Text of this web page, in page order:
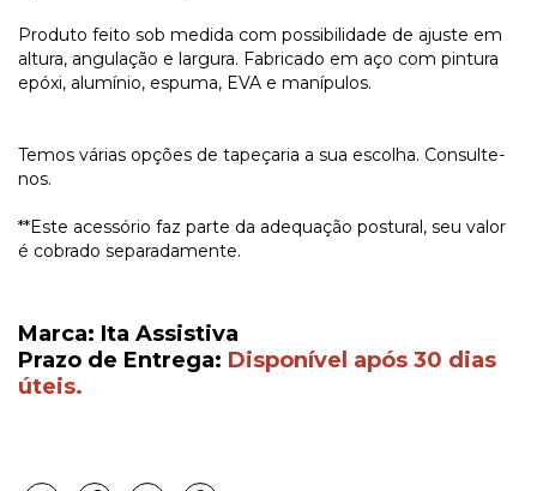
Produto feito sob medida com possibilidade de ajuste em
altura, angulação e largura. Fabricado em aço com pintura
epóxi, alumínio, espuma, EVA e manípulos.
Temos várias opções de tapeçaria a sua escolha. Consulte-
nos.
**Este acessório faz parte da adequação postural, seu valor
é cobrado separadamente.
Marca: Ita Assistiva
Prazo de Entrega: Disponível após 30 dias
úteis.